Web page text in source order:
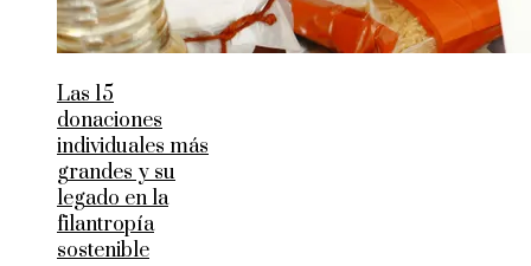
Las 15
donaciones
individuales más
grandes y su
legado en la
filantropía
sostenible